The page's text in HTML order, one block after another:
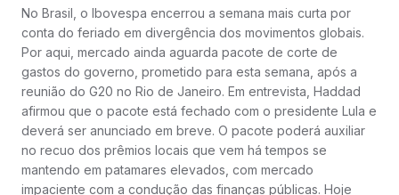
No Brasil, o Ibovespa encerrou a semana mais curta por
conta do feriado em divergência dos movimentos globais.
Por aqui, mercado ainda aguarda pacote de corte de
gastos do governo, prometido para esta semana, após a
reunião do G20 no Rio de Janeiro. Em entrevista, Haddad
afirmou que o pacote está fechado com o presidente Lula e
deverá ser anunciado em breve. O pacote poderá auxiliar
no recuo dos prêmios locais que vem há tempos se
mantendo em patamares elevados, com mercado
impaciente com a condução das finanças públicas. Hoje